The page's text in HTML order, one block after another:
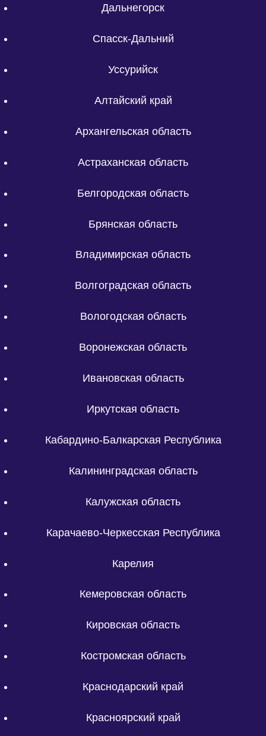
Дальнегорск
Спасск-Дальний
Уссурийск
Алтайский край
Архангельская область
Астраханская область
Белгородская область
Брянская область
Владимирская область
Волгоградская область
Вологодская область
Воронежская область
Ивановская область
Иркутская область
Кабардино-Балкарская Республика
Калининградская область
Калужская область
Карачаево-Черкесская Республика
Карелия
Кемеровская область
Кировская область
Костромская область
Краснодарский край
Красноярский край